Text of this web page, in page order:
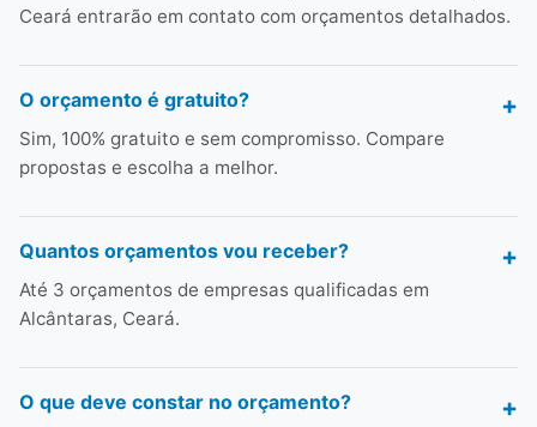
Ceará entrarão em contato com orçamentos detalhados.
O orçamento é gratuito?
Sim, 100% gratuito e sem compromisso. Compare
propostas e escolha a melhor.
Quantos orçamentos vou receber?
Até 3 orçamentos de empresas qualificadas em
Alcântaras, Ceará.
O que deve constar no orçamento?